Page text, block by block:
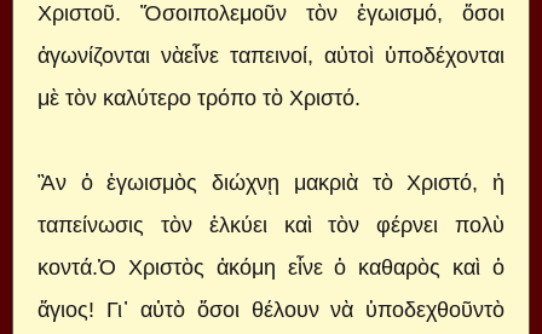
Χριστοῦ. Ὅσοιπολεμοῦν τὸν ἐγωισμό, ὅσοι
ἀγωνίζονται νὰεἶνε ταπεινοί, αὐτοὶ ὑποδέχονται
μὲ τὸν καλύτερο τρόπο τὸ Χριστό.
Ἂν ὁ ἐγωισμὸς διώχνῃ μακριὰ τὸ Χριστό, ἡ
ταπείνωσις τὸν ἑλκύει καὶ τὸν φέρνει πολὺ
κοντά.Ὁ Χριστὸς ἀκόμη εἶνε ὁ καθαρὸς καὶ ὁ
ἅγιος! Γι᾿ αὐτὸ ὅσοι θέλουν νὰ ὑποδεχθοῦντὸ